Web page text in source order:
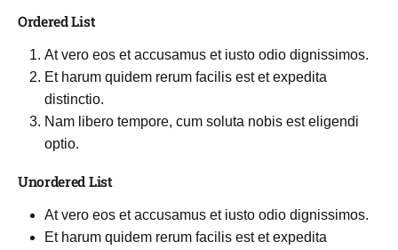
Ordered List
At vero eos et accusamus et iusto odio dignissimos.
Et harum quidem rerum facilis est et expedita
distinctio.
Nam libero tempore, cum soluta nobis est eligendi
optio.
Unordered List
At vero eos et accusamus et iusto odio dignissimos.
Et harum quidem rerum facilis est et expedita